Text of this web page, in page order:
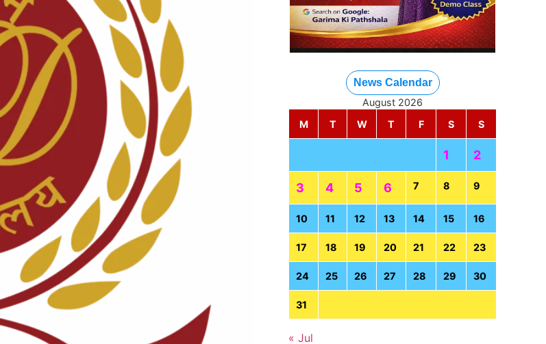
News Calendar
August 2026
M
T W T F S S
1 2
3 4 5 6 7 8 9
10 11 12 13 14 15 16
17 18 19 20 21 22 23
24 25 26 27 28 29 30
31
« Jul